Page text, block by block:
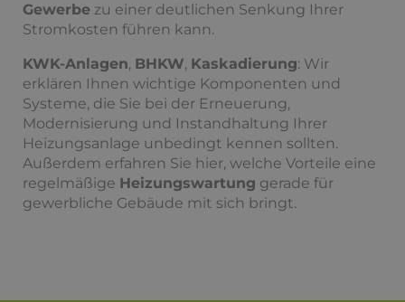
Gewerbe zu einer deutlichen Senkung Ihrer
Stromkosten führen kann.
KWK-Anlagen, BHKW, Kaskadierung: Wir
erklären Ihnen wichtige Komponenten und
Systeme, die Sie bei der Erneuerung,
Modernisierung und Instandhaltung Ihrer
Heizungsanlage unbedingt kennen sollten.
Außerdem erfahren Sie hier, welche Vorteile eine
regelmäßige Heizungswartung gerade für
gewerbliche Gebäude mit sich bringt.